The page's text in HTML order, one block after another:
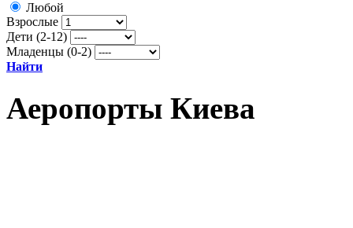
Любой
Взрослые
Дети (2-12)
Младенцы (0-2)
Найти
Аеропорты Киева